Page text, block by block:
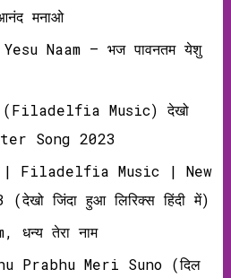
मनाओ
Naam – भज पावनतम येशु
(Filadelfia Music) देखो
Song 2023
| Filadelfia Music | New
जिंदा हुआ लिरिक्‍स हिंदी में)
धन्य तेरा नाम
Prabhu Meri Suno (दिल